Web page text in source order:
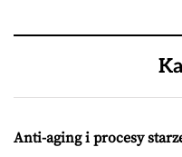
Anti-aging i procesy